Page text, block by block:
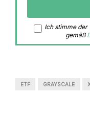
Ich stimme der
gemäß
ETF GRAYSCALE